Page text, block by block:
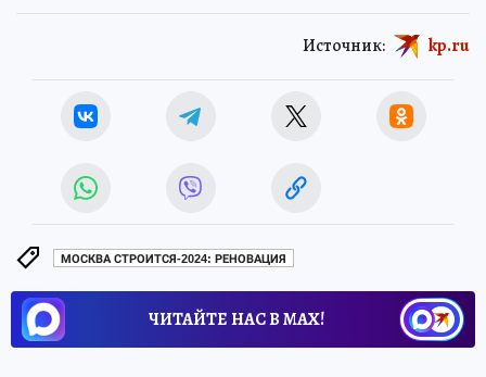
Источник: kp.ru
МОСКВА СТРОИТСЯ-2024: РЕНОВАЦИЯ
ЧИТАЙТЕ НАС В МАХ!